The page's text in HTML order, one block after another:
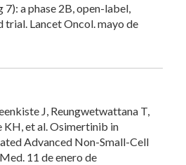
7): a phase 2B, open-label,
Lancet Oncol. mayo de
J, Reungwetwattana T,
KH, et al. Osimertinib in
Advanced Non-Small-Cell
11 de enero de